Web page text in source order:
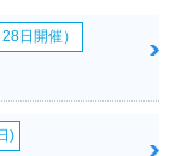
日開催）
)